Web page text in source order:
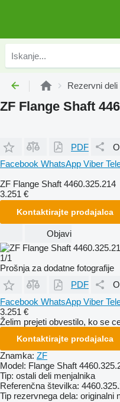
Rezervni deli
ZF Flange Shaft
PDF
Facebook WhatsApp Viber
ZF Flange Shaft 4460.325.214
3.251 €
Kontaktirajte prodajalca
Objavi
1/1
Prošnja za dodatne fotografije
PDF
Facebook WhatsApp Viber
3.251 €
Želim prejeti obvestilo, ko se
Kontaktirajte prodajalca
Znamka: ZF
Model: Flange Shaft
Tip: ostali deli menjalnika
Referenčna številka:
Tip rezervnega dela: originalni